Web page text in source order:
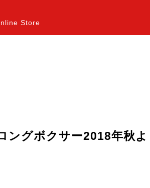
Store
ングボクサー2018年秋